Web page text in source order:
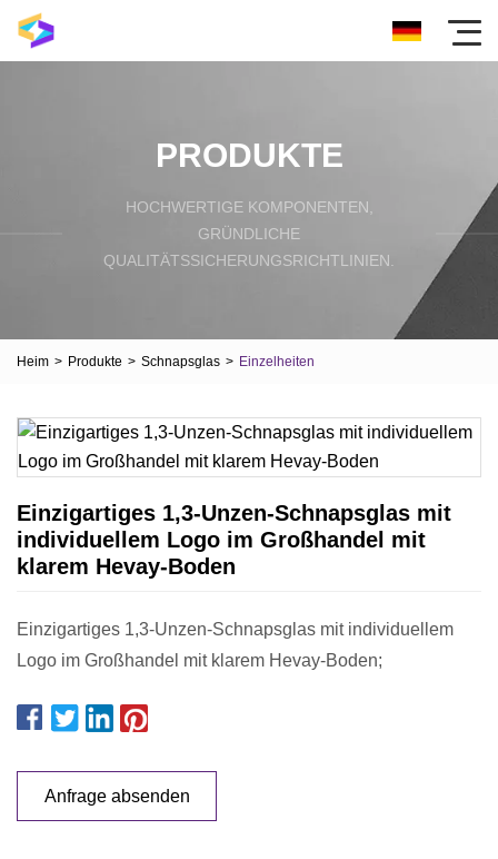
PRODUKTE
HOCHWERTIGE KOMPONENTEN,
GRÜNDLICHE
QUALITÄTSSICHERUNGSRICHTLINIEN.
Heim > Produkte > Schnapsglas > Einzelheiten
Einzigartiges 1,3-Unzen-Schnapsglas mit
individuellem Logo im Großhandel mit
klarem Hevay-Boden
Einzigartiges 1,3-Unzen-Schnapsglas mit individuellem
Logo im Großhandel mit klarem Hevay-Boden;
Anfrage absenden